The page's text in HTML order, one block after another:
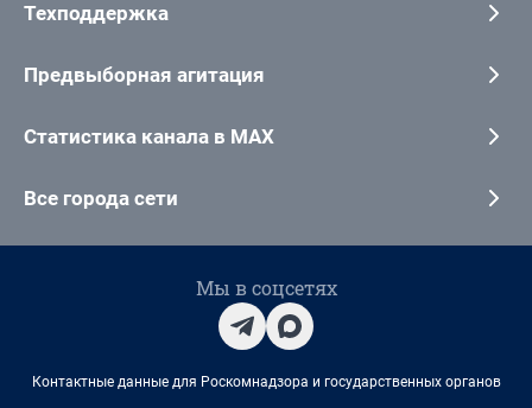
Техподдержка
Предвыборная агитация
Статистика канала в MAX
Все города сети
Мы в соцсетях
Контактные данные для Роскомнадзора и государственных органов